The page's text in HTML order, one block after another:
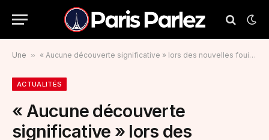
Une » « Aucune découverte significative » lors des nouvelles fouilles dans le « cimetière » d’Émile Louis
ACTUALITÉS
« Aucune découverte
significative » lors des